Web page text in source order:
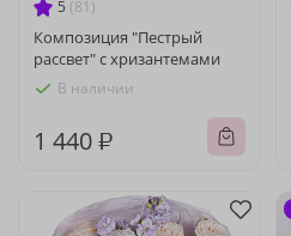
5 (81)
Композиция "Пестрый
рассвет" с хризантемами
В наличии
1 440 ₽